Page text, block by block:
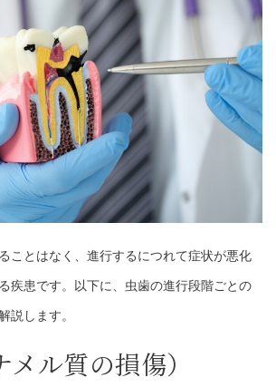
ことはなく、進行するにつれて症状が悪化
疾患です。以下に、虫歯の進行段階ごとの
説します。
ル質の損傷）